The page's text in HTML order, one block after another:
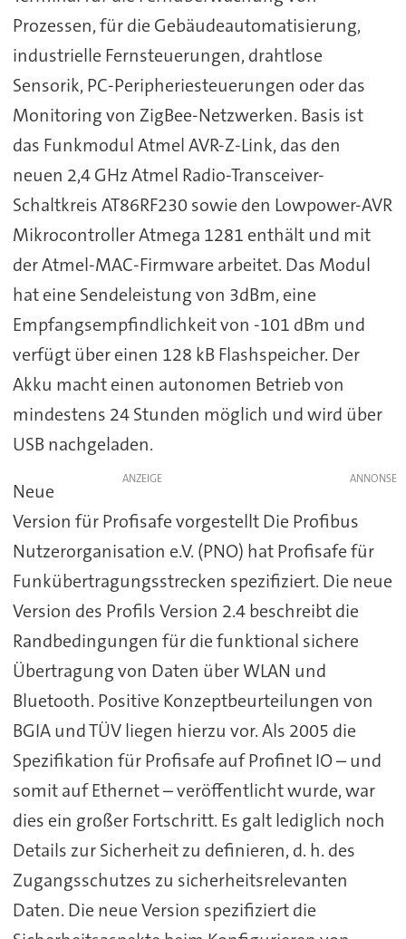
Prozessen, für die Gebäudeautomatisierung,
industrielle Fernsteuerungen, drahtlose
Sensorik, PC-Peripheriesteuerungen oder das
Monitoring von ZigBee-Netzwerken. Basis ist
das Funkmodul Atmel AVR-Z-Link, das den
neuen 2,4 GHz Atmel Radio-Transceiver-
Schaltkreis AT86RF230 sowie den Lowpower-AVR
Mikrocontroller Atmega 1281 enthält und mit
der Atmel-MAC-Firmware arbeitet. Das Modul
hat eine Sendeleistung von 3dBm, eine
Empfangsempfindlichkeit von -101 dBm und
verfügt über einen 128 kB Flashspeicher. Der
Akku macht einen autonomen Betrieb von
mindestens 24 Stunden möglich und wird über
USB nachgeladen.
ANZEIGE
Neue
Version für Profisafe vorgestellt Die Profibus
Nutzerorganisation e.V. (PNO) hat Profisafe für
Funkübertragungsstrecken spezifiziert. Die neue
Version des Profils Version 2.4 beschreibt die
Randbedingungen für die funktional sichere
Übertragung von Daten über WLAN und
Bluetooth. Positive Konzeptbeurteilungen von
BGIA und TÜV liegen hierzu vor. Als 2005 die
Spezifikation für Profisafe auf Profinet IO – und
somit auf Ethernet – veröffentlicht wurde, war
dies ein großer Fortschritt. Es galt lediglich noch
Details zur Sicherheit zu definieren, d. h. des
Zugangsschutzes zu sicherheitsrelevanten
Daten. Die neue Version spezifiziert die